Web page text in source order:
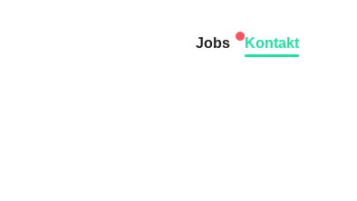
Jobs Kontakt